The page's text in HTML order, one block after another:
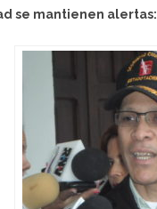
se mantienen alertas: